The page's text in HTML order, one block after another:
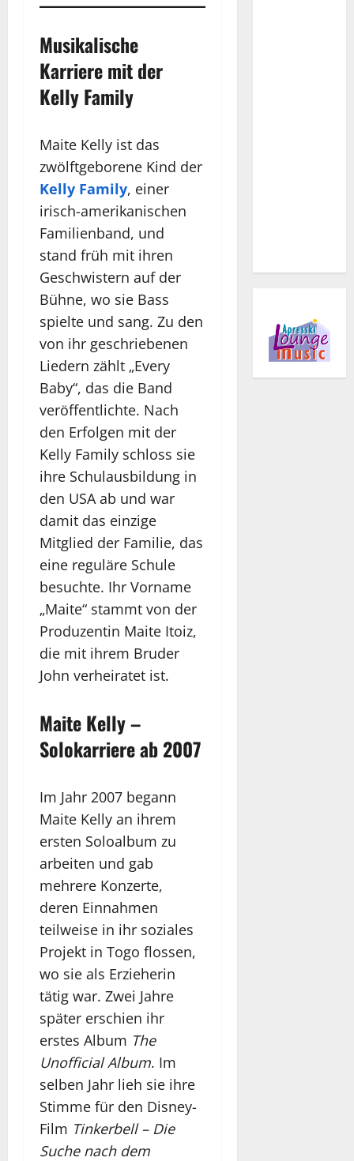
Musikalische
Karriere mit der
Kelly Family
Maite Kelly ist das
zwölftgeborene Kind der
Kelly Family, einer
irisch-amerikanischen
Familienband, und
stand früh mit ihren
Geschwistern auf der
Bühne, wo sie Bass
spielte und sang. Zu den
von ihr geschriebenen
Liedern zählt „Every
Baby“, das die Band
veröffentlichte. Nach
den Erfolgen mit der
Kelly Family schloss sie
ihre Schulausbildung in
den USA ab und war
damit das einzige
Mitglied der Familie, das
eine reguläre Schule
besuchte. Ihr Vorname
„Maite“ stammt von der
Produzentin Maite Itoiz,
die mit ihrem Bruder
John verheiratet ist.
Maite Kelly –
Solokarriere ab 2007
Im Jahr 2007 begann
Maite Kelly an ihrem
ersten Soloalbum zu
arbeiten und gab
mehrere Konzerte,
deren Einnahmen
teilweise in ihr soziales
Projekt in Togo flossen,
wo sie als Erzieherin
tätig war. Zwei Jahre
später erschien ihr
erstes Album The
Unofficial Album. Im
selben Jahr lieh sie ihre
Stimme für den Disney-
Film Tinkerbell – Die
Suche nach dem